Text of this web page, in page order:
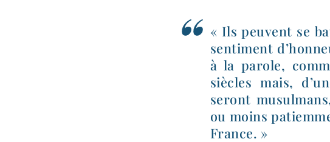
« Ils peuvent se
sen­ti­ment
à la parole,
siècles mais,
seront
ou moins
France. »